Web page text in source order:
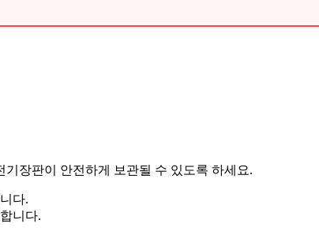
장판이 안전하게 보관될 수 있도록 하세요.
다.
니다.